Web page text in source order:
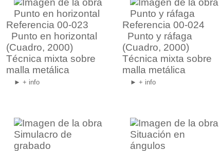
Referencia 00-023
Punto en horizontal
(Cuadro, 2000)
Técnica mixta sobre
malla metálica
► + info
Referencia 00-024
Punto y ráfaga
(Cuadro, 2000)
Técnica mixta sobre
malla metálica
► + info